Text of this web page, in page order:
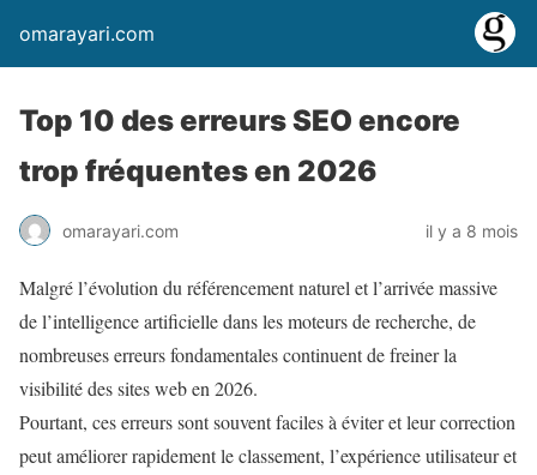
omarayari.com
Top 10 des erreurs SEO encore
trop fréquentes en 2026
omarayari.com il y a 8 mois
Malgré l’évolution du référencement naturel et l’arrivée massive
de l’intelligence artificielle dans les moteurs de recherche, de
nombreuses erreurs fondamentales continuent de freiner la
visibilité des sites web en 2026.
Pourtant, ces erreurs sont souvent faciles à éviter et leur correction
peut améliorer rapidement le classement, l’expérience utilisateur et